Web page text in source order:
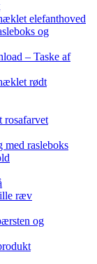
elefanthoved
og
– Taske af
rødt
rosafarvet
rasleboks
ræv
og